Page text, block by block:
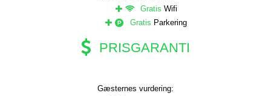
Gratis Wifi
Gratis Parkering
PRISGARANTI
Gæsternes vurdering: